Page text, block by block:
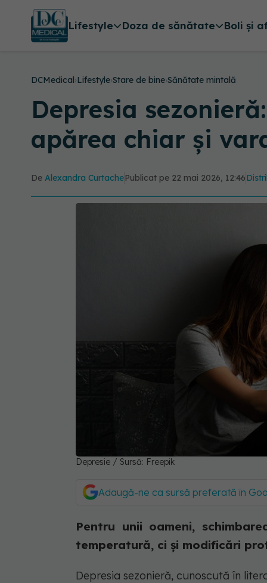
Lifestyle Doza de sănătate Boli și
DCMedical›Lifestyle›Stare de bine›Sănătate mintală
Depresia
apărea chiar și
De Alexandra CurtachePublicat pe 22 mai 2026, 12:46
Depresie / Sursă: Freepik
Adaugă-ne ca sursă preferată în
Pentru unii oameni,
temperatură, ci și modificări
Depresia sezonieră, cunoscută în